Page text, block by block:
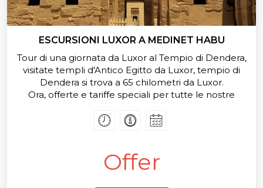
ESCURSIONI LUXOR A MEDINET HABU
Tour di una giornata da Luxor al Tempio di Dendera,
visitate templi d'Antico Egitto da Luxor, tempio di
Dendera si trova a 65 chilometri da Luxor.
Ora, offerte e tariffe speciali per tutte le nostre
prenotate
Offer